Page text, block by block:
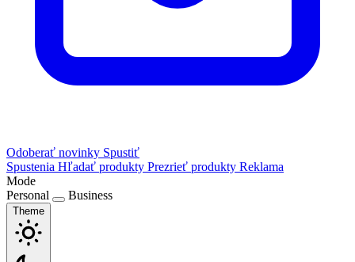
Odoberať novinky Spustiť
Spustenia Hľadať produkty Prezrieť produkty Reklama
Mode
Personal
Business
Theme